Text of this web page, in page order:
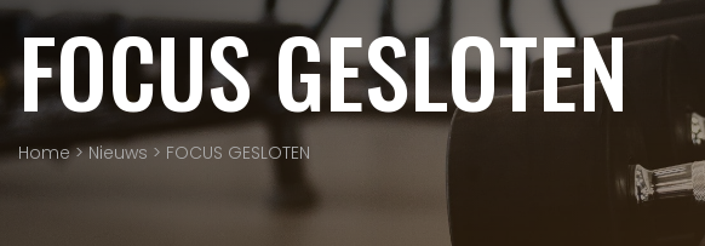
FOCUS GESLOTEN
Home>Nieuws > FOCUS GESLOTEN